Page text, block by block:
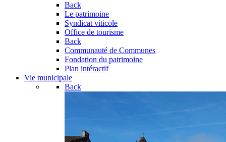
Back
Le patrimoine
Syndicat viticole
Office de tourisme
Back
Communauté de Communes
Fondation du patrimoine
Plan intéractif
Vie municipale
Back